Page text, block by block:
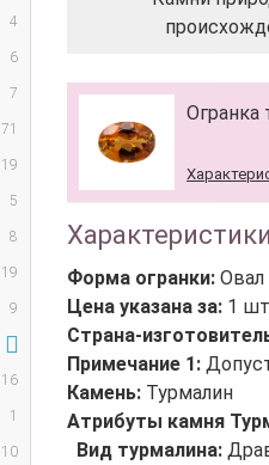
4
6
7
71
19
5
8
19
9
16
1
10
Огранка
Характеристики
Форма огранки: Овал
Цена указана за: 1
Страна-
Примечание 1:
Камень: Турмалин
Атрибуты камня
Вид турмалина: